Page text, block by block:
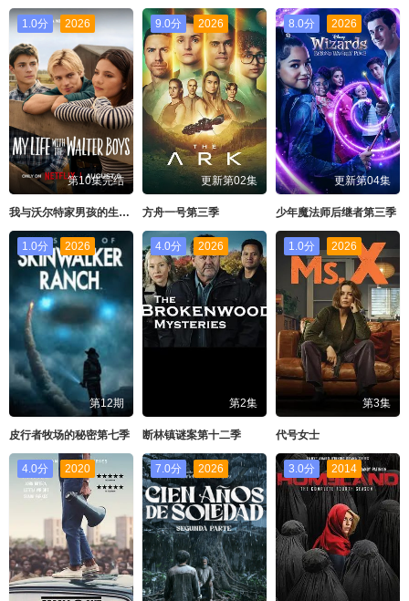
1.0分 2026
第10集完结
我与沃尔特家男孩的生活第三季
9.0分 2026
更新第02集
方舟一号第三季
8.0分 2026
更新第04集
少年魔法师后继者第三季
1.0分 2026
第12期
皮行者牧场的秘密第七季
4.0分 2026
第2集
断林镇谜案第十二季
1.0分 2026
第3集
代号女士
4.0分 2020 7.0分 2026 3.0分 2014